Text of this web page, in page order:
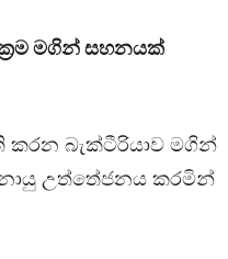
මගින් සහනයක්
කරන බැක්ටීරියාව මගින්
උත්තේජනය කරමින්